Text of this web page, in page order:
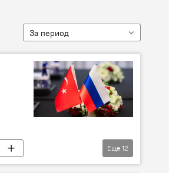
За период
Энергетика
Еще 12